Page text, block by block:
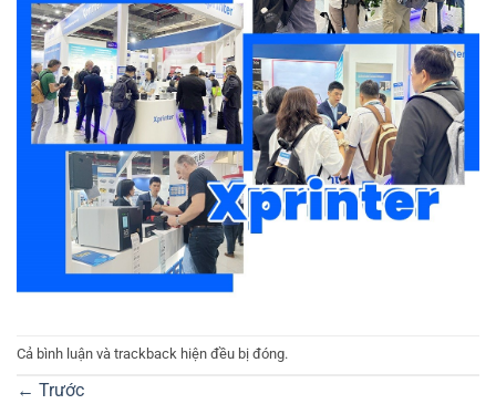
Cả bình luận và trackback hiện đều bị đóng.
← Trước